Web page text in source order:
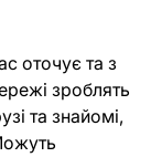
оточує та з
зроблять
та знайомі,